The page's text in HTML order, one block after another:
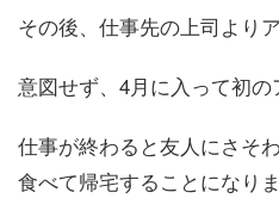
その後、仕事先の上司より
意図せず、4月に入って初の
仕事が終わると友人にさそ
食べて帰宅することになりま